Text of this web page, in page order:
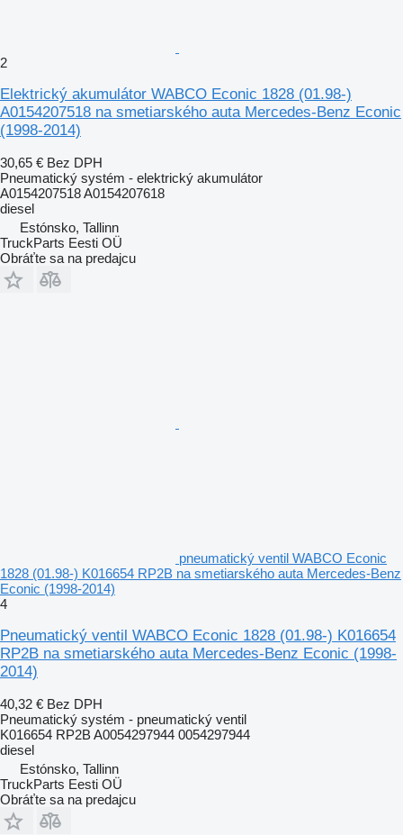
2
Elektrický akumulátor WABCO Econic 1828 (01.98-)
A0154207518 na smetiarského auta Mercedes-Benz Econic
(1998-2014)
30,65 € Bez DPH
Pneumatický systém - elektrický akumulátor
A0154207518 A0154207618
diesel
Estónsko, Tallinn
TruckParts Eesti OÜ
Obráťte sa na predajcu
pneumatický ventil WABCO Econic
1828 (01.98-) K016654 RP2B na smetiarského auta Mercedes-Benz
Econic (1998-2014)
4
Pneumatický ventil WABCO Econic 1828 (01.98-) K016654
RP2B na smetiarského auta Mercedes-Benz Econic (1998-
2014)
40,32 € Bez DPH
Pneumatický systém - pneumatický ventil
K016654 RP2B A0054297944 0054297944
diesel
Estónsko, Tallinn
TruckParts Eesti OÜ
Obráťte sa na predajcu